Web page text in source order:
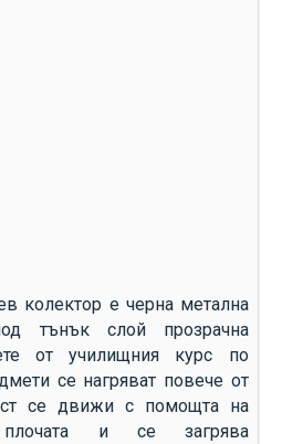
колектор е черна метална
тънък слой прозрачна
от училищния курс по
се нагряват повече от
се движи с помощта на
и се загрява